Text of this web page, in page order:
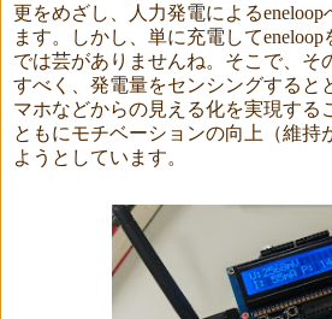
更をめざし、人力発電によるeneloop
ます。しかし、単に充電してeneloop
では芸がありませんね。そこで、そ
すべく、発電量をセンシングすると
マホなどからの見える化を実現する
ともにモチベーションの向上（維持
ようとしています。